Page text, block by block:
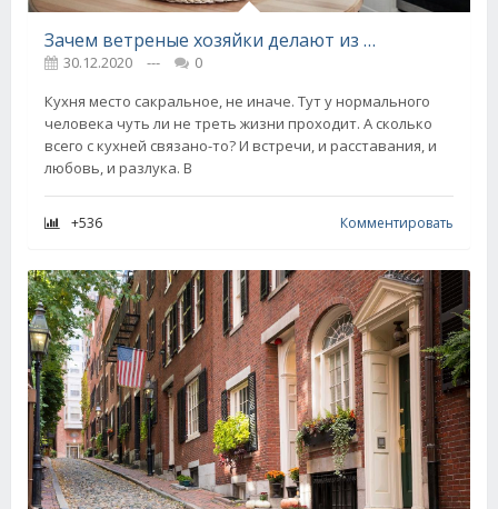
Зачем ветреные хозяйки делают из кухни комнату и прекращают готовить
30.12.2020 ---
0
Кухня место сакральное, не иначе. Тут у нормального
человека чуть ли не треть жизни проходит. А сколько
всего с кухней связано-то? И встречи, и расставания, и
любовь, и разлука. В
+536 Комментировать